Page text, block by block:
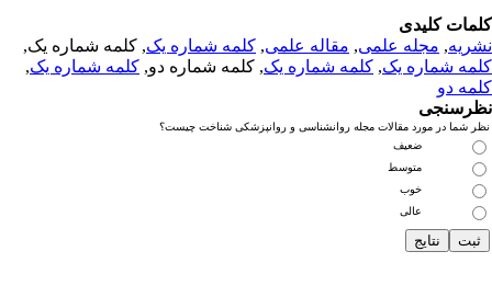
کلیدی
,مجله علمی, مقاله علمی, کلمه شماره یک, کلمه شماره یک,
شماره یک,کلمه شماره یک, کلمه شماره دو,کلمه شماره یک,
دو
شما در مورد مقالات مجله روانشناسی و روانپزشکی شناخت چیست؟
ضعیف
متوسط
خوب
عالی